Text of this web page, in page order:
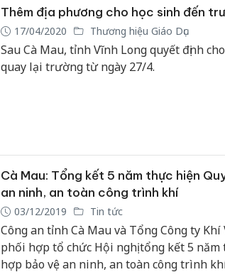
Thêm địa phương cho học sinh đến
17/04/2020 Thương hiệu Giáo Dục
Sau Cà Mau, tỉnh Vĩnh Long quyết định
quay lại trường từ ngày 27/4.
Cà Mau: Tổng kết 5 năm thực hiện
an ninh, an toàn công trình khí
03/12/2019 Tin tức
Công an tỉnh Cà Mau và Tổng Công ty Khí
phối hợp tổ chức Hội nghị tổng kết 5
hợp bảo vệ an ninh, an toàn công trình